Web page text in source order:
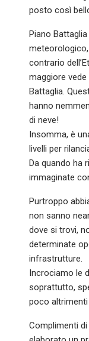
posto così
Piano
contrario
maggiore
Battaglia.
hanno
di neve!
Insomma, è
livelli per
Da quando ha
immaginate
Purtroppo
non sanno
dove si trovi,
determinate
infrastrutture.
Incrociamo le
soprattutto,
poco
Complimenti